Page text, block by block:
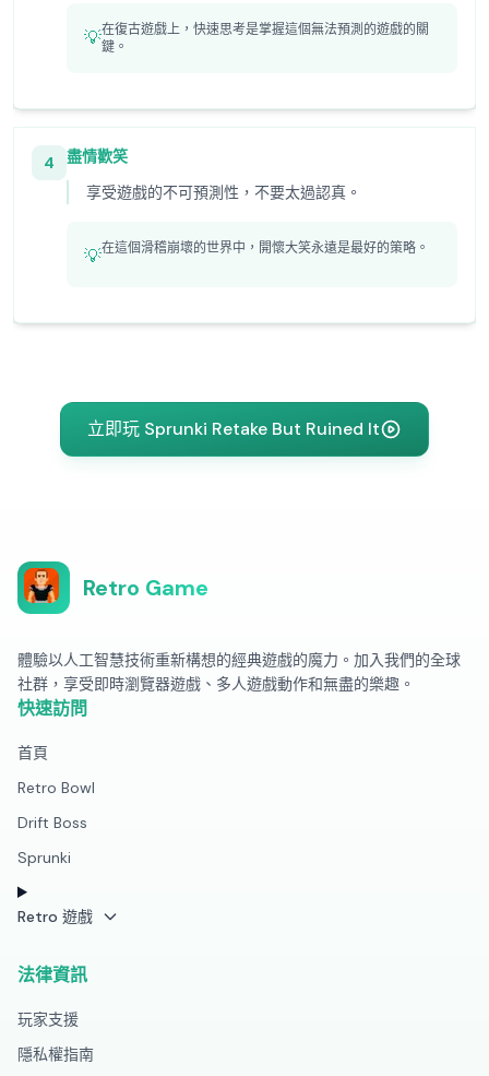
💡在復古遊戲上，快速思考是掌握這個無法預測的遊戲的關
鍵。
4
盡情歡笑
享受遊戲的不可預測性，不要太過認真。
💡在這個滑稽崩壞的世界中，開懷大笑永遠是最好的策略。
立即玩 Sprunki Retake But Ruined It
Retro Game
體驗以人工智慧技術重新構想的經典遊戲的魔力。加入我們的全球
社群，享受即時瀏覽器遊戲、多人遊戲動作和無盡的樂趣。
快速訪問
首頁
Retro Bowl
Drift Boss
Sprunki
Retro 遊戲
法律資訊
玩家支援
隱私權指南